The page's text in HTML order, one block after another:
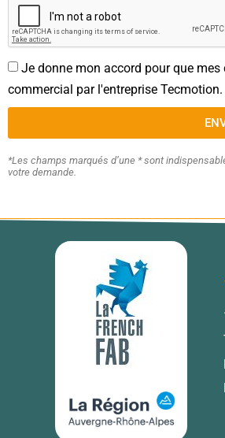
Je donne mon accord pour que
commercial par l'entreprise Tecmotion.
*Les champs marqués d’une * sont
votre demande.